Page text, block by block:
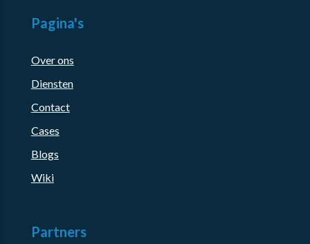
Pagina's
Over ons
Diensten
Contact
Cases
Blogs
Wiki
Partners